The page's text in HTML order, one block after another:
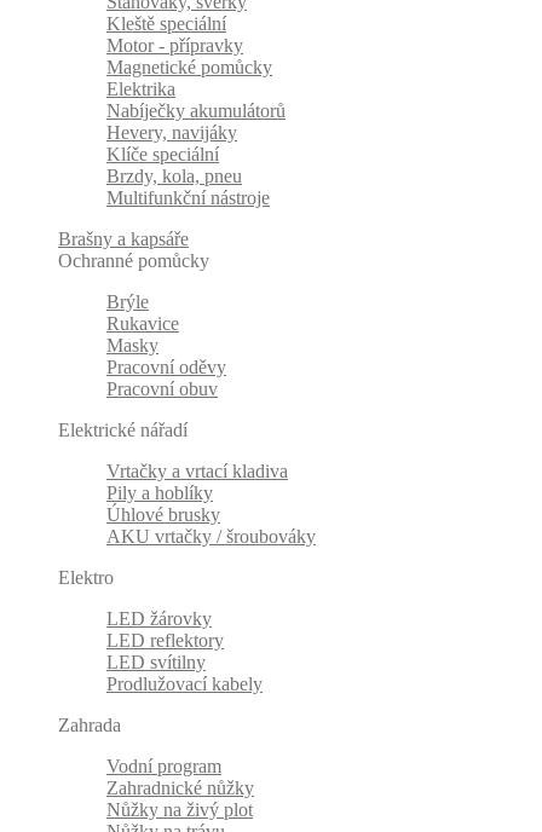
Kleště speciální
Motor - přípravky
Magnetické pomůcky
Elektrika
Nabíječky akumulátorů
Hevery, navijáky
Klíče speciální
Brzdy, kola, pneu
Multifunkční nástroje
Brašny a kapsáře
Ochranné pomůcky
Brýle
Rukavice
Masky
Pracovní oděvy
Pracovní obuv
Elektrické nářadí
Vrtačky a vrtací kladiva
Pily a hoblíky
Úhlové brusky
AKU vrtačky / šroubováky
Elektro
LED žárovky
LED reflektory
LED svítilny
Prodlužovací kabely
Zahrada
Vodní program
Zahradnické nůžky
Nůžky na živý plot